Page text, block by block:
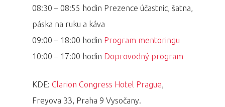
08:30 – 08:55 hodin Prezence účastnic, šatna,
páska na ruku a káva
09:00 – 18:00 hodin Program mentoringu
10:00 – 17:00 hodin Doprovodný program
KDE: Clarion Congress Hotel Prague,
Freyova 33, Praha 9 Vysočany.